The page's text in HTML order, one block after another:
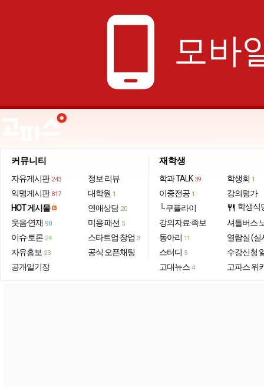
phone_android 모바
커뮤니티
자유게시판 243
익명게시판 817
HOT 게시물
웃음·연재 90
이슈·토론 24
자유홍보 23
공개일기장
정보·리뷰
대학원 1
연애상담 20
미용·패션 5
스타트업·창업 3
공식 오픈채팅
재학생
학과 TALK 39
이중전공 1
└ 쿠플라이
강의자료·족보
동아리 11
스터디 5
고대뉴스 4
학생회 1
강의평가
restaurant 학생식
셔틀버스
열람실 (실
수강신청
고파스 위